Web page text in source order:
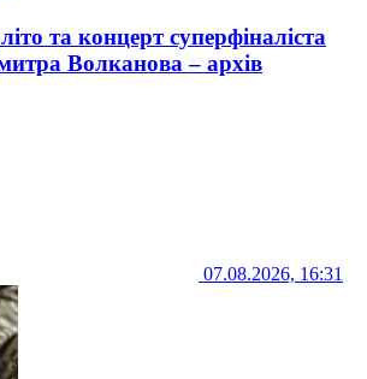
та концерт суперфіналіста
Волканова – архів
07.08.2026, 16:31